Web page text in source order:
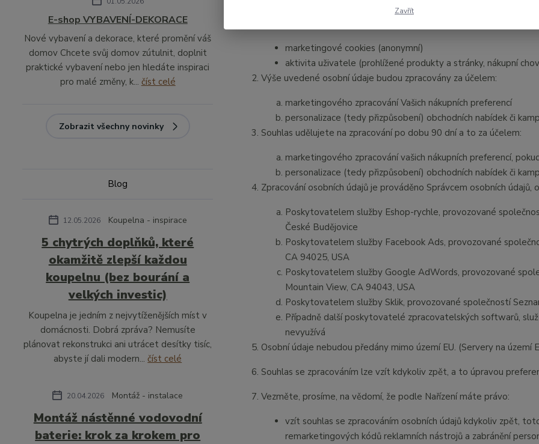
E-shop VYBAVENÍ-DEKORACE
Nové vybavení a dekorace, které promění váš
domov Chcete svůj domov zútulnit, doplnit
praktické vybavení nebo jen hledáte inspiraci
pro malé změny, k... číst celé
Zobrazit všechny novinky
Blog
12.05.2026 Koupelna - inspirace
5 chytrých doplňků, které
okamžitě zlepší každou
koupelnu (bez bourání a
velkých investic)
Koupelna je jedním z nejvytíženějších míst v
domácnosti. Dobrá zpráva? Nemusíte
plánovat rekonstrukci ani utrácet desítky tisíc,
abyste jí dali modern...číst celé
20.04.2026 Montáž - instalace
Montáž nástěnné vodovodní
baterie: krok za krokem pro
se zpracováním osobních údajů a o volném pohybu těchto
marketingové cookies (anonymní)
aktivita uživatele (prohlížené produkty a stránky, nákupní
Výše uvedené osobní údaje budou zpracovány za účelem:
marketingového zpracování Vašich nákupních preferencí
personalizace (tedy přizpůsobení) obchodních nabídek či
Souhlas udělujete na zpracování po dobu 90 dní a to za účelem:
marketingového zpracování vašich nákupních preferencí,
personalizace (tedy přizpůsobení) obchodních nabídek či
Zpracování osobních údajů je prováděno Správcem osobních
Poskytovatelem služby Eshop-rychle, provozované
České Budějovice
Poskytovatelem služby Facebook Ads, provozované
CA 94025, USA
Poskytovatelem služby Google AdWords, provozované
Mountain View, CA 94043, USA
Poskytovatelem služby Sklik, provozované společností
Případně další poskytovatelé zpracovatelských softwarů,
nevyužívá
Osobní údaje nebudou předány mimo území EU. (Servery na území
Souhlas se zpracováním lze vzít kdykoliv zpět, a to úpravou
Vezměte, prosíme, na vědomí, že podle Nařízení máte právo:
vzít souhlas se zpracováním osobních údajů kdykoliv zpět,
remarketingových kódů reklamních nástrojů a zabránění
Zavřít